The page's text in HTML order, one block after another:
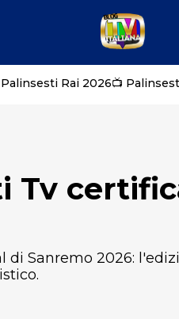
Palinsesti Rai 2026📺
Tv
Sanremo 2026: